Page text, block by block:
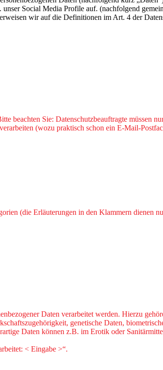
Social Media Profile auf. (nachfolgend
wir auf die Definitionen im Art. 4 der
Sie: Datenschutzbeauftragte müssen
(wozu praktisch schon ein E-Mail-
(die Erläuterungen in den Klammern dienen
Daten verarbeitet werden. Hierzu
genetische Daten,
Daten können z.B. im Erotik oder
< Eingabe >“.